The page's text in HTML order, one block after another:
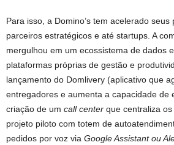
Para isso, a Domino’s tem acelerado
parceiros estratégicos e até startups. A
mergulhou em um ecossistema de dados
plataformas próprias de gestão e
lançamento do Domlivery (aplicativo que
entregadores e aumenta a capacidade de
criação de um call center que centraliza
projeto piloto com totem de
pedidos por voz via Google Assistant ou